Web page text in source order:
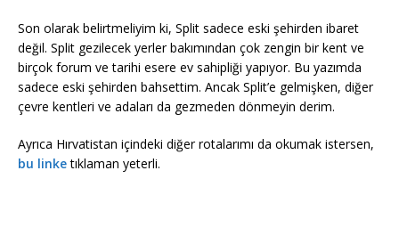
Son olarak belirtmeliyim ki, Split sadece eski şehirden ibaret
değil. Split gezilecek yerler bakımından çok zengin bir kent ve
birçok forum ve tarihi esere ev sahipliği yapıyor. Bu yazımda
sadece eski şehirden bahsettim. Ancak Split’e gelmişken, diğer
çevre kentleri ve adaları da gezmeden dönmeyin derim.
Ayrıca Hırvatistan içindeki diğer rotalarımı da okumak istersen,
bu linketıklaman yeterli.